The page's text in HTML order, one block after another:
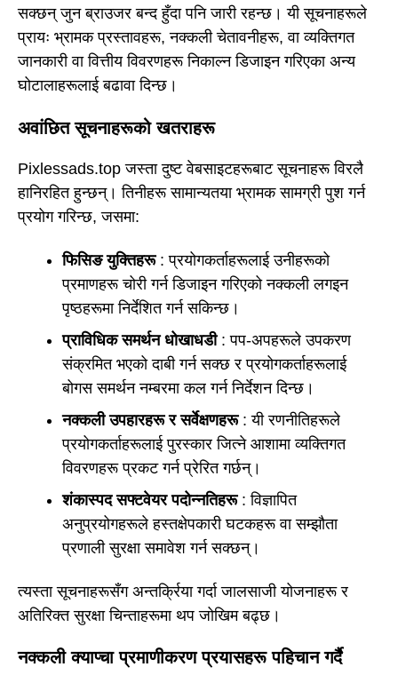
सक्छन् जुन ब्राउजर बन्द हुँदा पनि जारी रहन्छ। यी सूचनाहरूले
प्रायः भ्रामक प्रस्तावहरू, नक्कली चेतावनीहरू, वा व्यक्तिगत
जानकारी वा वित्तीय विवरणहरू निकाल्न डिजाइन गरिएका अन्य
घोटालाहरूलाई बढावा दिन्छ।
अवांछित सूचनाहरूको खतराहरू
Pixlessads.top जस्ता दुष्ट वेबसाइटहरूबाट सूचनाहरू विरलै
हानिरहित हुन्छन्। तिनीहरू सामान्यतया भ्रामक सामग्री पुश गर्न
प्रयोग गरिन्छ, जसमा:
फिसिङ युक्तिहरू: प्रयोगकर्ताहरूलाई उनीहरूको
प्रमाणहरू चोरी गर्न डिजाइन गरिएको नक्कली लगइन
पृष्ठहरूमा निर्देशित गर्न सकिन्छ।
प्राविधिक समर्थन धोखाधडी: पप-अपहरूले उपकरण
संक्रमित भएको दाबी गर्न सक्छ र प्रयोगकर्ताहरूलाई
बोगस समर्थन नम्बरमा कल गर्न निर्देशन दिन्छ।
नक्कली उपहारहरू र सर्वेक्षणहरू: यी रणनीतिहरूले
प्रयोगकर्ताहरूलाई पुरस्कार जित्ने आशामा व्यक्तिगत
विवरणहरू प्रकट गर्न प्रेरित गर्छन्।
शंकास्पद सफ्टवेयर पदोन्नतिहरू: विज्ञापित
अनुप्रयोगहरूले हस्तक्षेपकारी घटकहरू वा सम्झौता
प्रणाली सुरक्षा समावेश गर्न सक्छन्।
त्यस्ता सूचनाहरूसँग अन्तर्क्रिया गर्दा जालसाजी योजनाहरू र
अतिरिक्त सुरक्षा चिन्ताहरूमा थप जोखिम बढ्छ।
नक्कली क्याप्चा प्रमाणीकरण प्रयासहरू पहिचान गर्दै